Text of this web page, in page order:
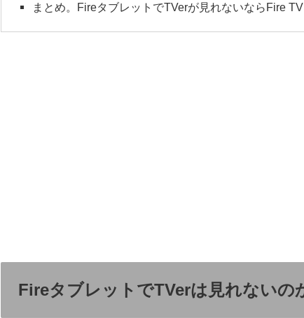
まとめ。FireタブレットでTVerが見れないならFire
FireタブレットでTVerは見れないの